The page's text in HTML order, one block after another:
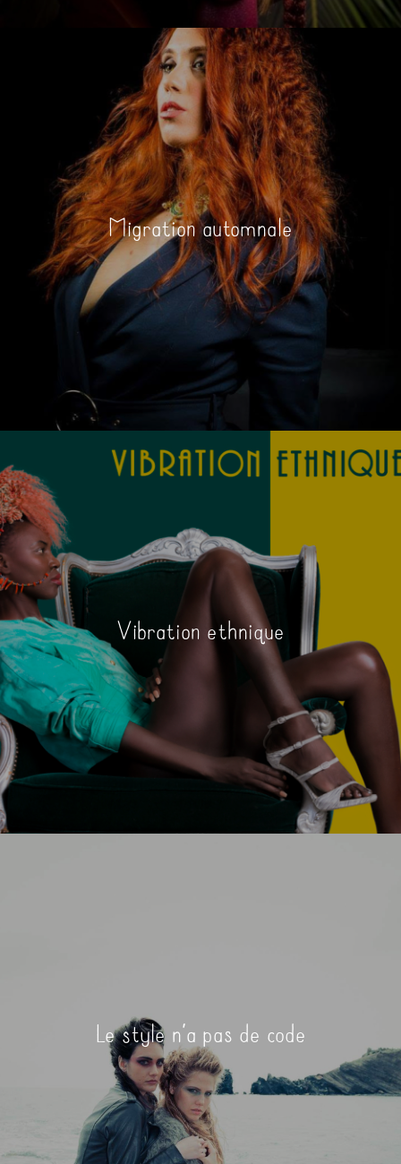
Migration automnale
Vibration ethnique
Le style n’a pas de code